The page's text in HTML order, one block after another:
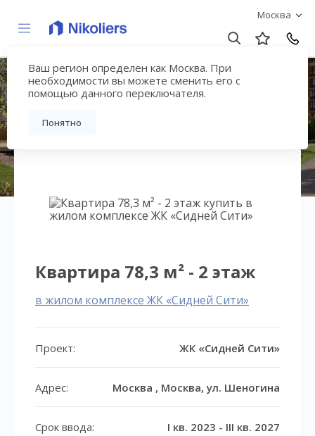
Москва
Ваш регион определен как Москва. При
необходимости вы можете сменить его с
помощью данного переключателя.
Понятно
ЖК «Сидней Сити»
Вернуться на страницу жилого комплекса
Квартира 78,3 м² - 2 этаж
в жилом комплексе ЖК «Сидней Сити»
Проект: ЖК «Сидней Сити»
Адрес: Москва , Москва, ул. Шеногина
Срок ввода: I кв. 2023 - III кв. 2027